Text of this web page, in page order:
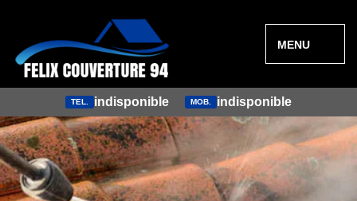
MENU
TEL. indisponible MOB. indisponible